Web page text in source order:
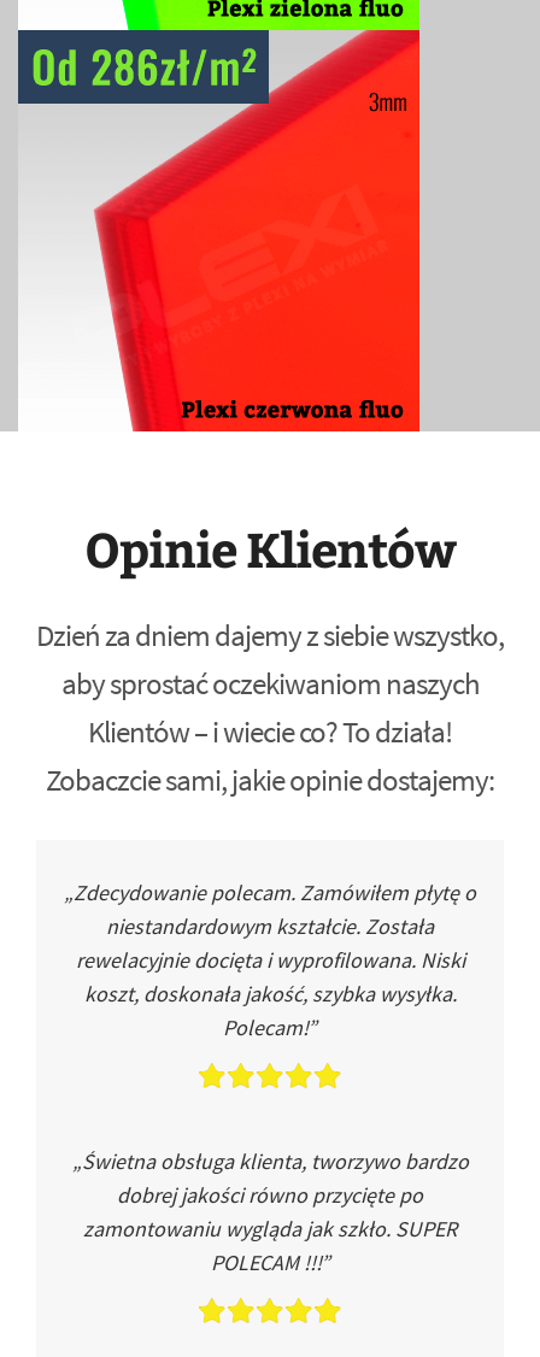
Opinie Klientów
Dzień za dniem dajemy z siebie wszystko,
aby sprostać oczekiwaniom naszych
Klientów – i wiecie co? To działa!
Zobaczcie sami, jakie opinie dostajemy:
„Zdecydowanie polecam. Zamówiłem płytę o
niestandardowym kształcie. Została
rewelacyjnie docięta i wyprofilowana. Niski
koszt, doskonała jakość, szybka wysyłka.
Polecam!”
„Świetna obsługa klienta, tworzywo bardzo
dobrej jakości równo przycięte po
zamontowaniu wygląda jak szkło. SUPER
POLECAM !!!”